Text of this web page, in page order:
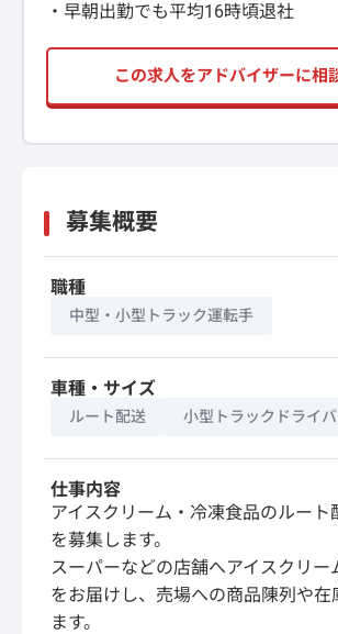
・早朝出勤でも平均16時頃退社
この求人をアドバイザーに相
募集概要
職種
中型・小型トラック運転手
車種・サイズ
ルート配送 小型トラックドライ
仕事内容
アイスクリーム・冷凍食品のルート
を募集します。
スーパーなどの店舗へアイスクリー
をお届けし、売場への商品陳列や在
ます。